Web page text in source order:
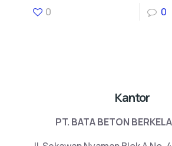
0 0
Kantor
PT. BATA BETON